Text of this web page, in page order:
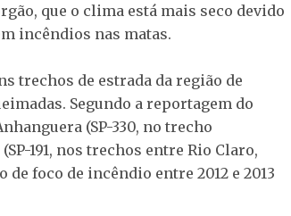
que o clima está mais seco devido
incêndios nas matas.
trechos de estrada da região de
Segundo a reportagem do
(SP-330, no trecho
191, nos trechos entre Rio Claro,
foco de incêndio entre 2012 e 2013